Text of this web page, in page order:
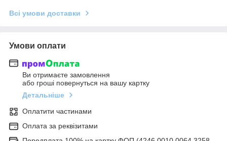
Всі умови доставки
Умови оплати
Ви отримаєте замовлення
або гроші повернуться на вашу картку
Детальніше
Оплатити частинами
Оплата за реквізитами